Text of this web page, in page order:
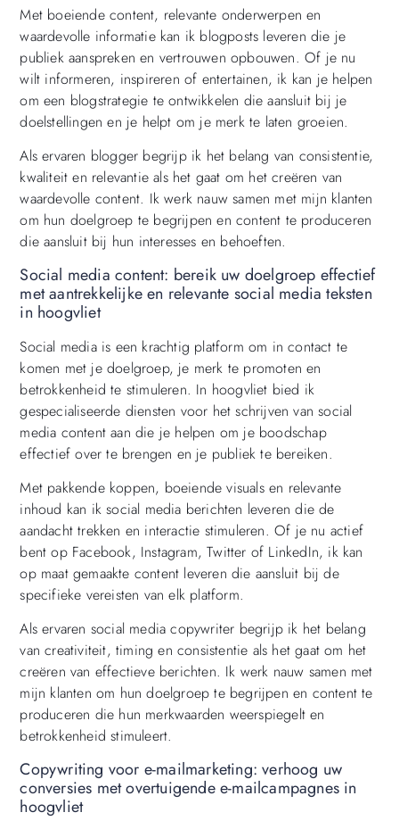
Met boeiende content, relevante onderwerpen en
waardevolle informatie kan ik blogposts leveren die je
publiek aanspreken en vertrouwen opbouwen. Of je nu
wilt informeren, inspireren of entertainen, ik kan je helpen
om een blogstrategie te ontwikkelen die aansluit bij je
doelstellingen en je helpt om je merk te laten groeien.
Als ervaren blogger begrijp ik het belang van consistentie,
kwaliteit en relevantie als het gaat om het creëren van
waardevolle content. Ik werk nauw samen met mijn klanten
om hun doelgroep te begrijpen en content te produceren
die aansluit bij hun interesses en behoeften.
Social media content: bereik uw doelgroep effectief
met aantrekkelijke en relevante social media teksten
in hoogvliet
Social media is een krachtig platform om in contact te
komen met je doelgroep, je merk te promoten en
betrokkenheid te stimuleren. In hoogvliet bied ik
gespecialiseerde diensten voor het schrijven van social
media content aan die je helpen om je boodschap
effectief over te brengen en je publiek te bereiken.
Met pakkende koppen, boeiende visuals en relevante
inhoud kan ik social media berichten leveren die de
aandacht trekken en interactie stimuleren. Of je nu actief
bent op Facebook, Instagram, Twitter of LinkedIn, ik kan
op maat gemaakte content leveren die aansluit bij de
specifieke vereisten van elk platform.
Als ervaren social media copywriter begrijp ik het belang
van creativiteit, timing en consistentie als het gaat om het
creëren van effectieve berichten. Ik werk nauw samen met
mijn klanten om hun doelgroep te begrijpen en content te
produceren die hun merkwaarden weerspiegelt en
betrokkenheid stimuleert.
Copywriting voor e-mailmarketing: verhoog uw
conversies met overtuigende e-mailcampagnes in
hoogvliet